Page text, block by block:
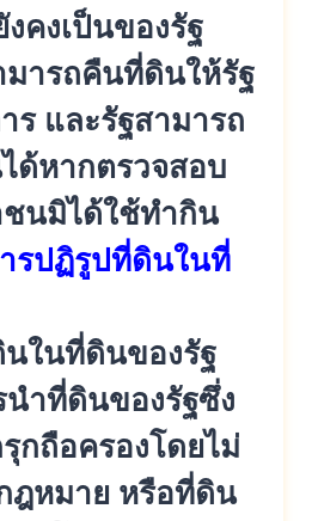
คงเป็นของรัฐ
ารถคืนที่ดินให้รัฐ
ร และรัฐสามารถ
ด้หากตรวจสอบ
นมิได้ใช้ทำกิน
รปฏิรูปที่ดินในที่
ในที่ดินของรัฐ
นำที่ดินของรัฐซึ่ง
กถือครองโดยไม่
ฎหมาย หรือที่ดิน